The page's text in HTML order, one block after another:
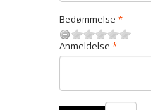
Bedømmelse
Anmeldelse